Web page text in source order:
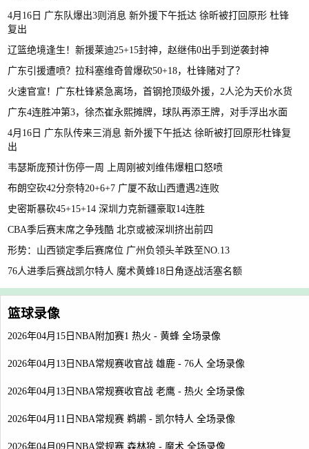
4月16日 广东队爆出3则消息 新外援下午抵达 徐昕被打回原形 杜锋
复出
辽篮绝境逢生！新援莱迪25+15封神，赵继伟0出手到逆袭封神
广东引援遭喷？拉科塞维奇曾爆砍50+18，杜锋赌对了？
火速官宣！广东杜锋紧急离场，首钢抢顶级外援，2人沦为天价水货
广东4连胜冲第3，徐杰崔永熙摊牌，球队再添王牌，对手浮出水面
4月16日 广东队传来三消息 新外援下午抵达 徐昕被打回原形杜锋复
出
韦瑟斯庞预计伤停一周 上周刚被刘维伟爆粗口怒喷
布朗空砍42分奈特20+6+7 广厦不敌山西遭遇2连败
史密斯暴砍45+15+14 深圳力克新疆豪取14连胜
CBA季后赛末席之争残酷 北京或被深圳挤出前四
形势：山西锁定季后赛席位 广州负领头羊跌至NO.13
76人进季后赛战凯尔特人 魔术黄蜂18日角逐战活塞名额
篮球录像
2026年04月15日NBA附加赛1 热火 - 黄蜂 全场录像
2026年04月13日NBA常规赛收官战 雄鹿 - 76人 全场录像
2026年04月13日NBA常规赛收官战 老鹰 - 热火 全场录像
2026年04月11日NBA常规赛 鹈鹕 - 凯尔特人 全场录像
2026年04月09日NBA常规赛 森林狼 - 魔术 全场录像